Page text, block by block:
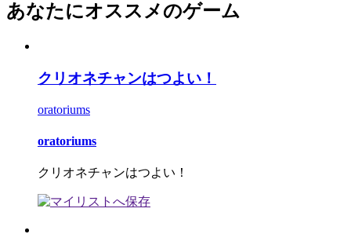
あなたにオススメのゲーム
クリオネチャンはつよい！
oratoriums
oratoriums
クリオネチャンはつよい！